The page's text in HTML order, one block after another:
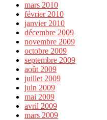
mars 2010
février 2010
janvier 2010
décembre 2009
novembre 2009
octobre 2009
septembre 2009
août 2009
juillet 2009
juin 2009
mai 2009
avril 2009
mars 2009